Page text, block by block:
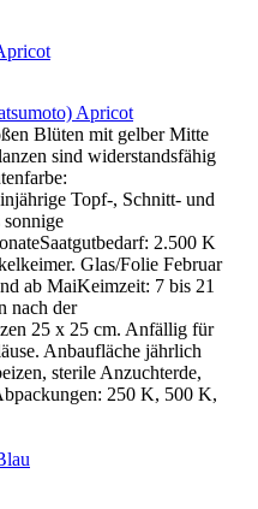
Apricot
Blüten mit gelber Mitte
sind widerstandsfähig
Topf-, Schnitt- und
2.500 K
Glas/Folie Februar
ab MaiKeimzeit: 7 bis 21
nach der
25 x 25 cm. Anfällig für
Anbaufläche jährlich
sterile Anzuchterde,
250 K, 500 K,